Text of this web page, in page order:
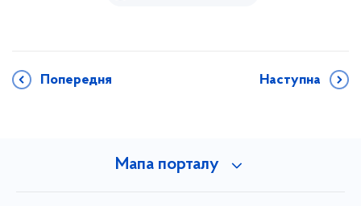
Попередня Наступна
Мапа порталу